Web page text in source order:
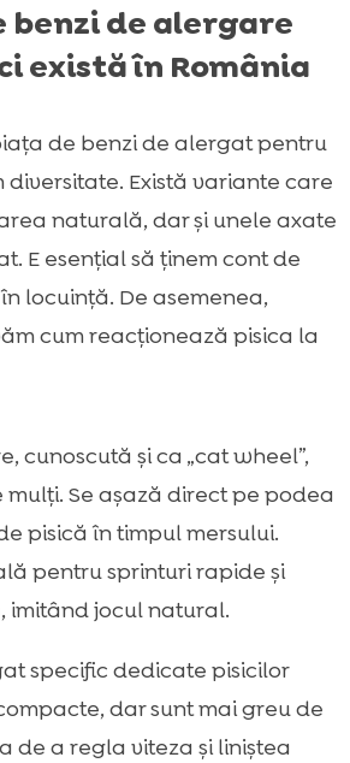
benzi de alergare
există în România
de benzi de alergat pentru
diversitate. Există variante care
naturală, dar și unele axate
E esențial să ținem cont de
locuință. De asemenea,
cum reacționează pisica la
cunoscută și ca „cat wheel”,
Se așază direct pe podea
pisică în timpul mersului.
pentru sprinturi rapide și
imitând jocul natural.
specific dedicate pisicilor
dar sunt mai greu de
de a regla viteza și liniștea